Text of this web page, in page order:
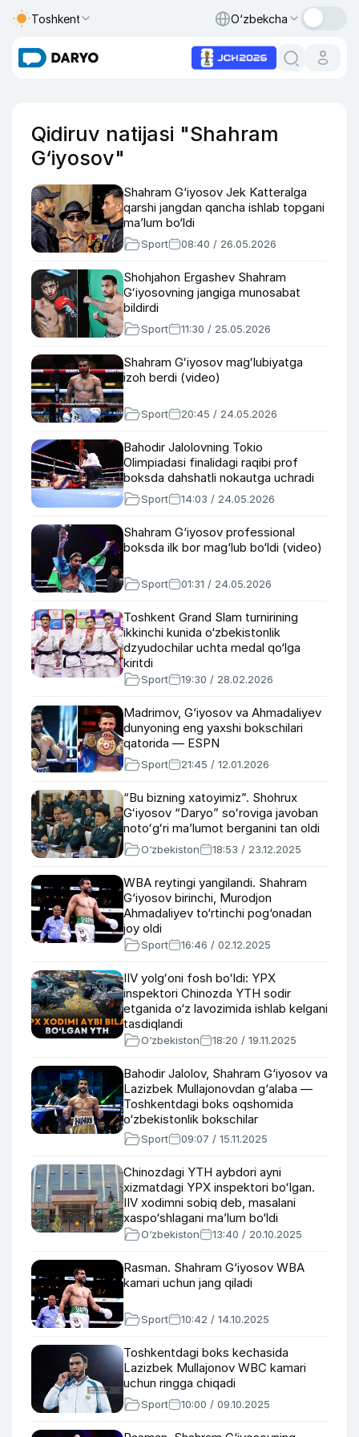
Toshkent O‘zbekcha
Qidiruv natijasi "Shahram
G‘iyosov"
Shahram G‘iyosov Jek Katteralga
qarshi jangdan qancha ishlab topgani
ma’lum bo‘ldi
Sport 08:40 / 26.05.2026
Shohjahon Ergashev Shahram
Gʻiyosovning jangiga munosabat
bildirdi
Sport 11:30 / 25.05.2026
Shahram Gʻiyosov magʻlubiyatga
izoh berdi (video)
Sport 20:45 / 24.05.2026
Bahodir Jalolovning Tokio
Olimpiadasi finalidagi raqibi prof
boksda dahshatli nokautga uchradi
Sport 14:03 / 24.05.2026
Shahram G‘iyosov professional
boksda ilk bor mag‘lub bo‘ldi (video)
Sport 01:31 / 24.05.2026
Toshkent Grand Slam turnirining
ikkinchi kunida o‘zbekistonlik
dzyudochilar uchta medal qo‘lga
kiritdi
Sport 19:30 / 28.02.2026
Madrimov, G‘iyosov va Ahmadaliyev
dunyoning eng yaxshi bokschilari
qatorida — ESPN
Sport 21:45 / 12.01.2026
“Bu bizning xatoyimiz”. Shohrux
Gʻiyosov “Daryo” soʻroviga javoban
notoʻgʻri maʼlumot berganini tan oldi
O‘zbekiston 18:53 / 23.12.2025
WBA reytingi yangilandi. Shahram
G‘iyosov birinchi, Murodjon
Ahmadaliyev to‘rtinchi pog‘onadan
joy oldi
Sport 16:46 / 02.12.2025
IIV yolgʻoni fosh boʻldi: YPX
inspektori Chinozda YTH sodir
etganida o‘z lavozimida ishlab kelgani
tasdiqlandi
O‘zbekiston 18:20 / 19.11.2025
Bahodir Jalolov, Shahram G‘iyosov va
Lazizbek Mullajonovdan g‘alaba —
Toshkentdagi boks oqshomida
o‘zbekistonlik bokschilar
muvaffaqiyatli ishtirok etdi
Sport 09:07 / 15.11.2025
Chinozdagi YTH aybdori ayni
xizmatdagi YPX inspektori boʻlgan.
IIV xodimni sobiq deb, masalani
xaspo‘shlagani ma’lum bo‘ldi
O‘zbekiston 13:40 / 20.10.2025
Rasman. Shahram G‘iyosov WBA
kamari uchun jang qiladi
Sport 10:42 / 14.10.2025
Toshkentdagi boks kechasida
Lazizbek Mullajonov WBC kamari
uchun ringga chiqadi
Sport 10:00 / 09.10.2025